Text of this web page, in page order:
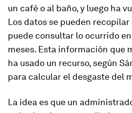
un café o al baño, y luego ha
Los datos se pueden
puede consultar lo ocurrido
meses. Esta información que
ha usado un recurso, según
para calcular el desgaste del
La idea es que un